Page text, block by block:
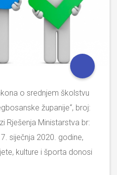
o srednjem školstvu
županije“, broj:
Rješenja Ministarstva br:
siječnja 2020. godine,
kulture i športa donosi